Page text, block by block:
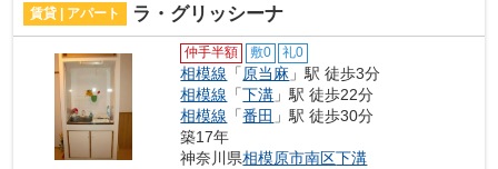
賃貸 | アパート ラ・グリッシーナ
仲手半額 敷0 礼0
相模線 「 原当麻 」駅 徒歩3分
相模線 「下溝 」駅 徒歩22分
相模線 「番田 」駅 徒歩30分
築17年
神奈川県相模原市南区下溝